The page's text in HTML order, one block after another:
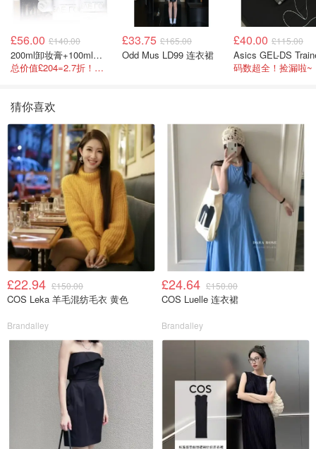
£56.00 £140.00
200ml卸妆膏+100ml急救面膜+面霜+洁颜布
总价值£204=2.7折！闭眼冲这套！
£33.75 £165.00
Odd Mus LD99 连衣裙
£40.00 £115.00
码数超全！捡漏啦~
猜你喜欢
£22.94 £150.00
COS Leka 羊毛混纺毛衣 黄色
Brandalley
£24.64 £150.00
COS Luelle 连衣裙
Brandalley